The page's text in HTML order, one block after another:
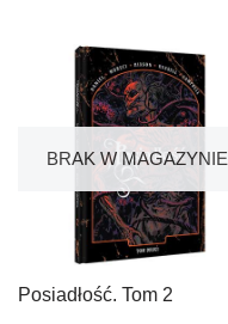
BRAK W MAGAZYNIE
Posiadłość. Tom 2